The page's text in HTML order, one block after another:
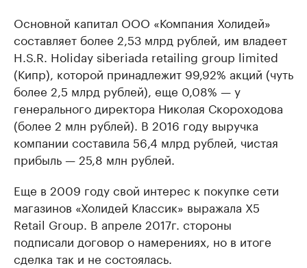
Основной капитал ООО «Компания Холидей»
составляет более 2,53 млрд рублей, им владеет
H.S.R. Holiday siberiada retailing group limited
(Кипр), которой принадлежит 99,92% акций (чуть
более 2,5 млрд рублей), еще 0,08% — у
генерального директора Николая Скороходова
(более 2 млн рублей). В 2016 году выручка
компании составила 56,4 млрд рублей, чистая
прибыль — 25,8 млн рублей.
Еще в 2009 году свой интерес к покупке сети
магазинов «Холидей Классик» выражала X5
Retail Group. В апреле 2017г. стороны
подписали договор о намерениях, но в итоге
сделка так и не состоялась.